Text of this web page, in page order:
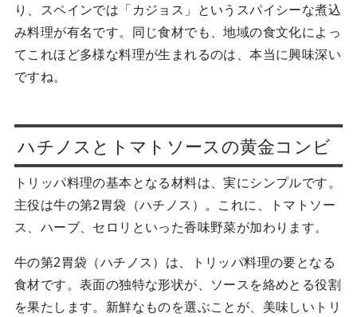
り、スペインでは「カジョス」というスパイシーな煮込
み料理が有名です。同じ食材でも、地域の食文化によっ
てこれほど多様な料理が生まれるのは、本当に興味深い
ですね。
ハチノスとトマトソースの黄金コンビ
トリッパ料理の基本となる材料は、実にシンプルです。
主役は牛の第2胃袋（ハチノス）。これに、トマトソー
ス、ハーブ、セロリといった香味野菜が加わります。
牛の第2胃袋（ハチノス）は、トリッパ料理の要となる
食材です。表面の独特な形状が、ソースを絡めとる役割
を果たします。新鮮なものを選ぶことが、美味しいトリ